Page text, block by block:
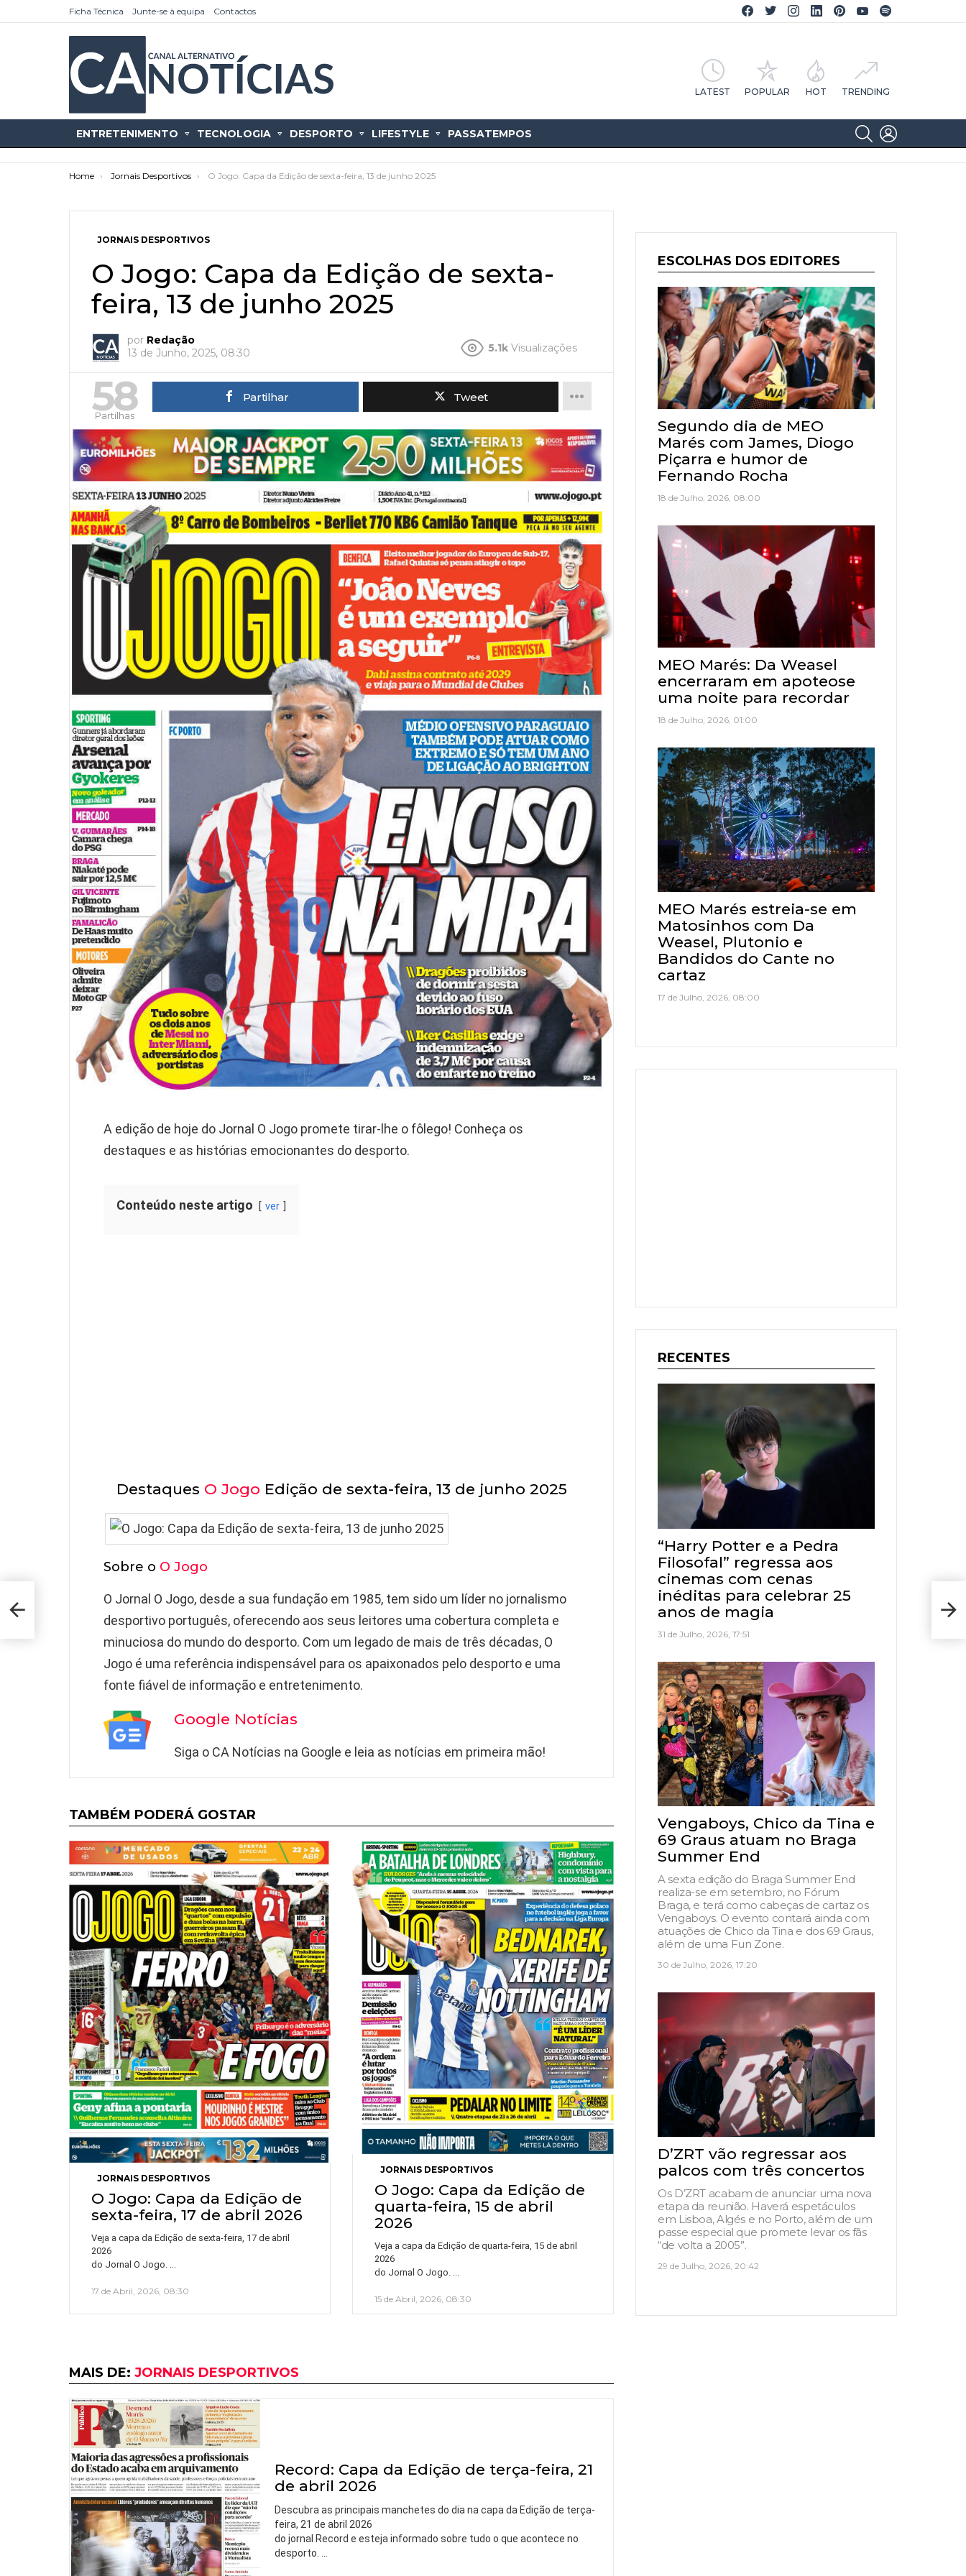
Ficha Técnica Junte-se à equipa Contactos
Facebook CA Notícias
Twitter CA Notícias
Instagram CA Notícias
Linkedin CA Notícias
Pinterest CA Notícias
YouTube CA Notícias
LATEST POPULAR HOT TRENDING
ENTRETENIMENTO TECNOLOGIA DESPORTO LIFESTYLE PASSATEMPOS
SEARCH
You are here:
Home Jornais Desportivos O Jogo: Capa da Edição de sexta-feira, 13 de junho 2025
JORNAIS DESPORTIVOS
O Jogo: Capa da Edição de sexta-
feira, 13 de junho 2025
por Redação
13 de Junho, 2025, 08:30
5.1k Visualizações
58
Partilhas
Partilhar Tweet
A edição de hoje do Jornal O Jogo promete tirar-lhe o fôlego! Conheça os
destaques e as histórias emocionantes do desporto.
Conteúdo neste artigo ver
Destaques O Jogo Edição de sexta-feira, 13 de junho 2025
Sobre o O Jogo
O Jornal O Jogo, desde a sua fundação em 1985, tem sido um líder no jornalismo
desportivo português, oferecendo aos seus leitores uma cobertura completa e
minuciosa do mundo do desporto. Com um legado de mais de três décadas, O
Jogo é uma referência indispensável para os apaixonados pelo desporto e uma
fonte fiável de informação e entretenimento.
Google Notícias
Siga o CA Notícias na Google e leia as notícias em primeira mão!
TAMBÉM PODERÁ GOSTAR
JORNAIS DESPORTIVOS
O Jogo: Capa da Edição de
sexta-feira, 17 de abril 2026
Veja a capa da Edição de sexta-feira, 17 de abril
2026
do Jornal O Jogo. …
17 de Abril, 2026, 08:30
JORNAIS DESPORTIVOS
O Jogo: Capa da Edição de
quarta-feira, 15 de abril
2026
Veja a capa da Edição de quarta-feira, 15 de abril
2026
do Jornal O Jogo. …
15 de Abril, 2026, 08:30
MAIS DE: JORNAIS DESPORTIVOS
Record: Capa da Edição de terça-feira, 21
de abril 2026
Descubra as principais manchetes do dia na capa da Edição de terça-
feira, 21 de abril 2026
do jornal Record e esteja informado sobre tudo o que acontece no
desporto.
A
13
ESCOLHAS DOS EDITORES
Segundo dia de MEO
Marés com James, Diogo
Piçarra e humor de
Fernando Rocha
18 de Julho, 2026, 08:00
MEO Marés: Da Weasel
encerraram em apoteose
uma noite para recordar
18 de Julho, 2026, 01:00
MEO Marés estreia-se em
Matosinhos com Da
Weasel, Plutonio e
Bandidos do Cante no
cartaz
17 de Julho, 2026, 08:00
RECENTES
“Harry Potter e a Pedra
Filosofal” regressa aos
cinemas com cenas
inéditas para celebrar 25
anos de magia
31 de Julho, 2026, 17:51
Vengaboys, Chico da Tina e
69 Graus atuam no Braga
Summer End
A sexta edição do Braga Summer End
realiza-se em setembro, no Fórum
Braga, e terá como cabeças de cartaz os
Vengaboys. O evento contará ainda com
atuações de Chico da Tina e dos 69 Graus,
além de uma Fun Zone.
30 de Julho, 2026, 17:20
D’ZRT vão regressar aos
palcos com três concertos
Os D’ZRT acabam de anunciar uma nova
etapa da reunião. Haverá espetáculos
em Lisboa, Algés e no Porto, além de um
passe especial que promete levar os fãs
“de volta a 2005”.
29 de Julho, 2026, 20:42